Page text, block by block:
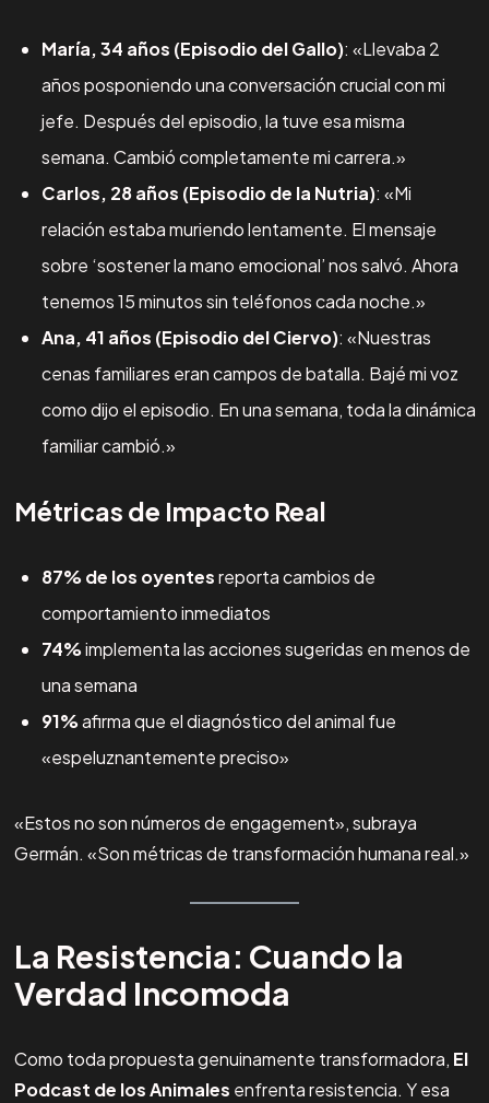
María, 34 años (Episodio del Gallo): «Llevaba 2
años posponiendo una conversación crucial con mi
jefe. Después del episodio, la tuve esa misma
semana. Cambió completamente mi carrera.»
Carlos, 28 años (Episodio de la Nutria): «Mi
relación estaba muriendo lentamente. El mensaje
sobre ‘sostener la mano emocional’ nos salvó. Ahora
tenemos 15 minutos sin teléfonos cada noche.»
Ana, 41 años (Episodio del Ciervo): «Nuestras
cenas familiares eran campos de batalla. Bajé mi voz
como dijo el episodio. En una semana, toda la dinámica
familiar cambió.»
Métricas de Impacto Real
87% de los oyentesreporta cambios de
comportamiento inmediatos
74%implementa las acciones sugeridas en menos de
una semana
91%afirma que el diagnóstico del animal fue
«espeluznantemente preciso»
«Estos no son números de engagement», subraya
Germán. «Son métricas de transformación humana real.»
La Resistencia: Cuando la
Verdad Incomoda
Como toda propuesta genuinamente transformadora, El
Podcast de los Animales enfrenta resistencia. Y esa